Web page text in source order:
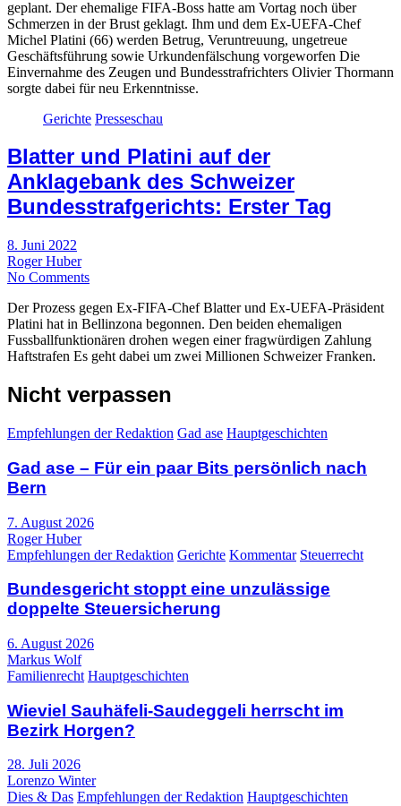
geplant. Der ehemalige FIFA-Boss hatte am Vortag noch über
Schmerzen in der Brust geklagt. Ihm und dem Ex-UEFA-Chef
Michel Platini (66) werden Betrug, Veruntreuung, ungetreue
Geschäftsführung sowie Urkundenfälschung vorgeworfen Die
Einvernahme des Zeugen und Bundesstrafrichters Olivier Thormann
sorgte dabei für neu Erkenntnisse.
Gerichte Presseschau
Blatter und Platini auf der
Anklagebank des Schweizer
Bundesstrafgerichts: Erster Tag
8. Juni 2022
Roger Huber
No Comments
Der Prozess gegen Ex-FIFA-Chef Blatter und Ex-UEFA-Präsident
Platini hat in Bellinzona begonnen. Den beiden ehemaligen
Fussballfunktionären drohen wegen einer fragwürdigen Zahlung
Haftstrafen Es geht dabei um zwei Millionen Schweizer Franken.
Nicht verpassen
Empfehlungen der Redaktion Gad ase Hauptgeschichten
Gad ase – Für ein paar Bits persönlich nach
Bern
7. August 2026
Roger Huber
Empfehlungen der Redaktion Gerichte Kommentar Steuerrecht
Bundesgericht stoppt eine unzulässige
doppelte Steuersicherung
6. August 2026
Markus Wolf
Familienrecht Hauptgeschichten
Wieviel Sauhäfeli-Saudeggeli herrscht im
Bezirk Horgen?
28. Juli 2026
Lorenzo Winter
Dies & Das Empfehlungen der Redaktion Hauptgeschichten